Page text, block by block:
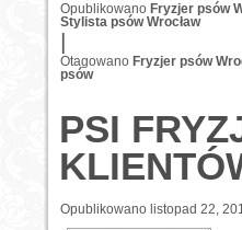
Opublikowano Fryzjer psów
Stylista psów Wrocław
|
Otagowano Fryzjer psów
psów
PSI
Opublikowano listopad 22,